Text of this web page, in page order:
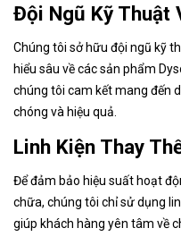
Đội Ngũ Kỹ Thuật
Chúng tôi sở hữu đội ngũ kỹ
hiểu sâu về các sản phẩm
chúng tôi cam kết mang đến
chóng và hiệu quả.
Linh Kiện Thay
Để đảm bảo hiệu suất hoạt
chữa, chúng tôi chỉ sử dụng
giúp khách hàng yên tâm về